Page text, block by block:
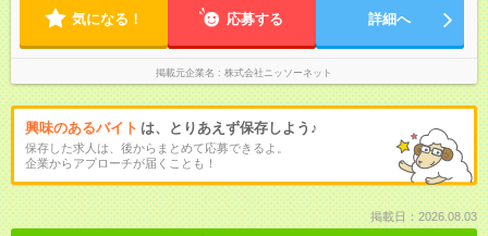
気になる！ 応募する 詳細へ
掲載元企業名 株式会社ニッソーネット
興味のあるバイト は、とりあえず保存しよう♪
保存した求人は、後からまとめて応募できるよ。
企業からアプローチが届くことも！
掲載日：2026.08.03